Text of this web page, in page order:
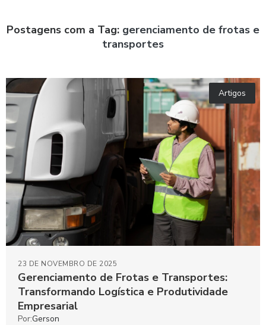
Postagens com a Tag: gerenciamento de frotas e
transportes
Artigos
Gerenciamento de Frotas e Transportes:
Transformando Logística e Produtividade
Empresarial
23 DE NOVEMBRO DE 2025
Por:Gerson